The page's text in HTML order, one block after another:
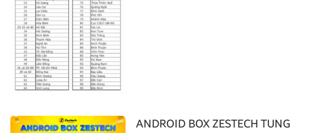
ANDROID BOX ZESTECH TUNG